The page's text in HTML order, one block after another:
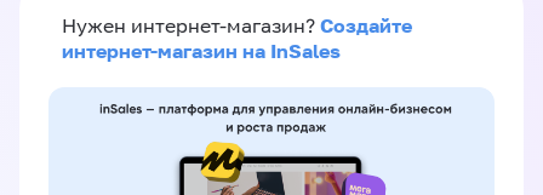
Нужен интернет-магазин? Создайте
интернет-магазин на InSales